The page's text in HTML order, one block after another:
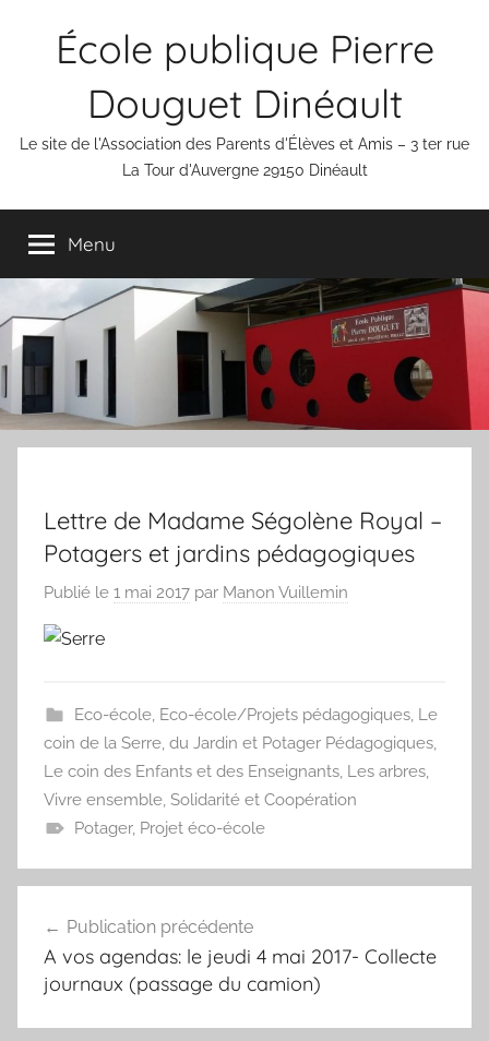
École publique Pierre
Douguet Dinéault
Le site de l'Association des Parents d'Élèves et Amis – 3 ter rue
La Tour d'Auvergne 29150 Dinéault
Menu
Lettre de Madame Ségolène Royal –
Potagers et jardins pédagogiques
Publié le 1 mai 2017 par Manon Vuillemin
Eco-école, Eco-école/Projets pédagogiques, Le
coin de la Serre, du Jardin et Potager Pédagogiques,
Le coin des Enfants et des Enseignants, Les arbres,
Vivre ensemble, Solidarité et Coopération
Potager, Projet éco-école
de
l’article
Publication précédente
A vos agendas: le jeudi 4 mai 2017- Collecte
journaux (passage du camion)